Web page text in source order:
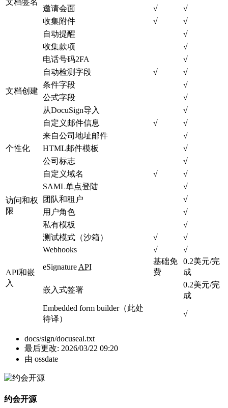
邀请会面
√
√
收集附件
√
√
自动提醒
√
收集款项
√
电话号码2FA
√
文档创建
自动检测字段 √
√
条件字段
√
公式字段
√
从DocuSign导入
√
个性化
自定义邮件信息 √
√
来自公司地址邮件
√
HTML邮件模板
√
公司标志
√
自定义域名
√ √
访问和权
限
SAML单点登陆
√
团队和租户
√
用户角色
√
私有模板
√
API和嵌
入
测试模式（沙箱） √
√
Webhooks
√
√
eSignature API
基础免
费
0.2美元/完
成
嵌入式签署
0.2美元/完
成
Embedded form builder（此处
待译）
√
docs/sign/docuseal.txt
最后更改: 2026/03/22 09:20
由 ossdate
约会开源